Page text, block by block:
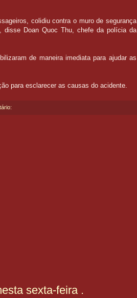
colidiu contra o muro de segurança
disse Doan Quoc Thu, chefe da polícia da
de maneira imediata para ajudar as
para esclarecer as causas do acidente.
sexta-feira .